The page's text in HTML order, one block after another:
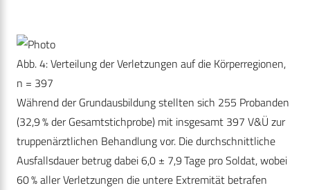
Abb. 4: Verteilung der Verletzungen auf die Körperregionen,
n = 397
Während der Grundausbildung stellten sich 255 Probanden
(32,9 % der Gesamtstichprobe) mit insgesamt 397 V&Ü zur
truppenärztlichen Behandlung vor. Die durchschnittliche
Ausfallsdauer betrug dabei 6,0 ± 7,9 Tage pro Soldat, wobei
60 % aller Verletzungen die untere Extremität betrafen